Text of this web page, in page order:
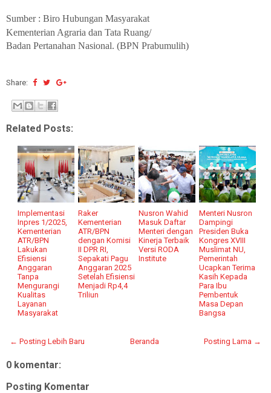
Sumber : Biro Hubungan Masyarakat
Kementerian Agraria dan Tata Ruang/
Badan Pertanahan Nasional. (BPN Prabumulih)
Share:
Related Posts:
Implementasi
Inpres 1/2025,
Kementerian
ATR/BPN
Lakukan
Efisiensi
Anggaran
Tanpa
Mengurangi
Kualitas
Layanan
Masyarakat
Raker
Kementerian
ATR/BPN
dengan Komisi
II DPR RI,
Sepakati Pagu
Anggaran 2025
Setelah Efisiensi
Menjadi Rp4,4
Triliun
Nusron Wahid
Masuk Daftar
Menteri dengan
Kinerja Terbaik
Versi RODA
Institute
Menteri Nusron
Dampingi
Presiden Buka
Kongres XVIII
Muslimat NU,
Pemerintah
Ucapkan Terima
Kasih Kepada
Para Ibu
Pembentuk
Masa Depan
Bangsa
← Posting Lebih Baru Posting Lama →
Beranda
0 komentar:
Posting Komentar